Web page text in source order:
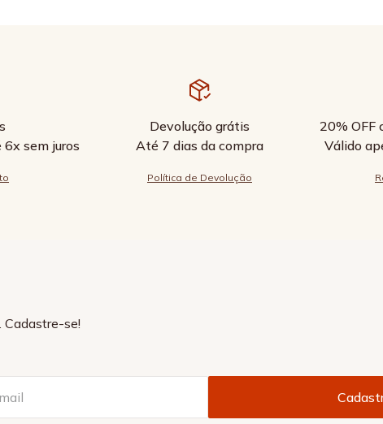
6x sem juros
Devolução grátis
Até 7 dias da compra
Política de Devolução
20% OFF
Válido
se!